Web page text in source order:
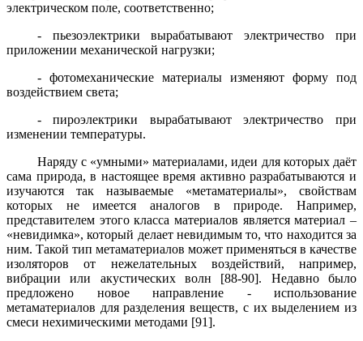
электрическом поле, соответственно;
- пьезоэлектрики вырабатывают электричество при
приложении механической нагрузки;
- фотомеханические материалы изменяют форму под
воздействием света;
-пироэлектрики вырабатывают электричество при
изменении температуры.
Наряду с «умными» материалами, идеи для которых даёт
сама природа, в настоящее время активно разрабатываются и
изучаются так называемые «метаматериалы», свойствам
которых не имеется аналогов в природе. Например,
представителем этого класса материалов является материал –
«невидимка», который делает невидимым то, что находится за
ним. Такой тип метаматериалов может применяться в качестве
изоляторов от нежелательных воздействий, например,
вибрации или акустических волн [88-90]. Недавно было
предложено новое направление - использование
метаматериалов для разделения веществ, с их выделением из
смеси нехимическими методами [91].